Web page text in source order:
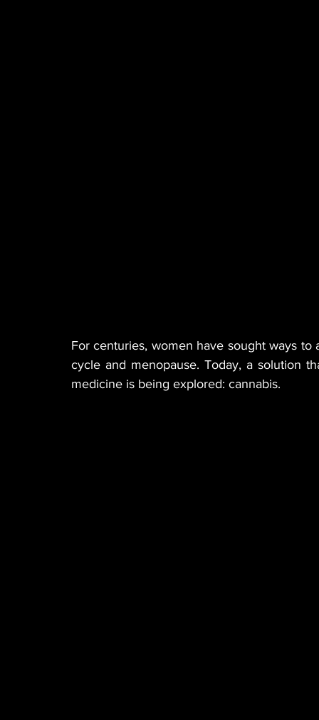
For centuries, women have sought ways
cycle and menopause. Today, a solution
medicine is being explored: cannabis.